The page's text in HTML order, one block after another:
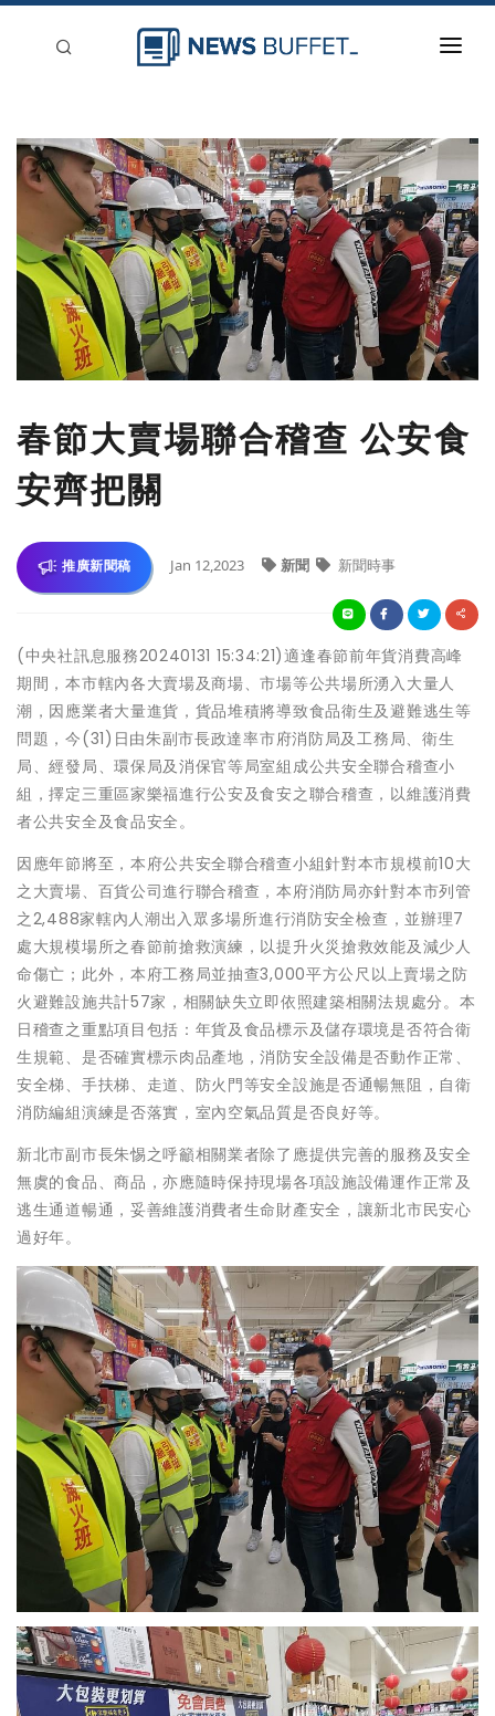
新聞稿分類
登入
刊登
春節大賣場聯合稽查 公安食
安齊把關
推廣新聞稿 Jan 12,2023 新聞 新聞時事
(中央社訊息服務20240131 15:34:21)適逢春節前年貨消費高峰
期間，本市轄內各大賣場及商場、市場等公共場所湧入大量人
潮，因應業者大量進貨，貨品堆積將導致食品衛生及避難逃生等
問題，今(31)日由朱副市長政達率市府消防局及工務局、衛生
局、經發局、環保局及消保官等局室組成公共安全聯合稽查小
組，擇定三重區家樂福進行公安及食安之聯合稽查，以維護消費
者公共安全及食品安全。
因應年節將至，本府公共安全聯合稽查小組針對本市規模前10大
之大賣場、百貨公司進行聯合稽查，本府消防局亦針對本市列管
之2,488家轄內人潮出入眾多場所進行消防安全檢查，並辦理7
處大規模場所之春節前搶救演練，以提升火災搶救效能及減少人
命傷亡；此外，本府工務局並抽查3,000平方公尺以上賣場之防
火避難設施共計57家，相關缺失立即依照建築相關法規處分。本
日稽查之重點項目包括：年貨及食品標示及儲存環境是否符合衛
生規範、是否確實標示肉品產地，消防安全設備是否動作正常、
安全梯、手扶梯、走道、防火門等安全設施是否通暢無阻，自衛
消防編組演練是否落實，室內空氣品質是否良好等。
新北市副市長朱惕之呼籲相關業者除了應提供完善的服務及安全
無虞的食品、商品，亦應隨時保持現場各項設施設備運作正常及
逃生通道暢通，妥善維護消費者生命財產安全，讓新北市民安心
過好年。